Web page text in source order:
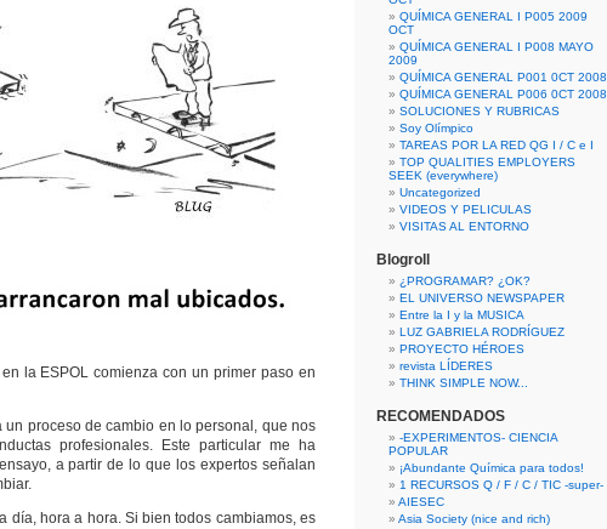
la ESPOL comienza con un primer paso en
un proceso de cambio en lo personal, que nos
profesionales. Este particular me ha
a partir de lo que los expertos señalan
día, hora a hora. Si bien todos cambiamos, es
QUÍMICA GENERAL I P005 2009
OCT
QUÍMICA GENERAL I P008 MAYO
2009
QUÍMICA GENERAL P001 0CT 2008
QUÍMICA GENERAL P006 0CT 2008
SOLUCIONES Y RUBRICAS
Soy Olímpico
TAREAS POR LA RED QG I / C e I
TOP QUALITIES EMPLOYERS
SEEK (everywhere)
Uncategorized
VIDEOS Y PELICULAS
VISITAS AL ENTORNO
Blogroll
¿PROGRAMAR? ¿OK?
EL UNIVERSO NEWSPAPER
Entre la I y la MUSICA
LUZ GABRIELA RODRÍGUEZ
PROYECTO HÉROES
revista LÍDERES
THINK SIMPLE NOW...
RECOMENDADOS
-EXPERIMENTOS- CIENCIA
POPULAR
¡Abundante Química para todos!
1 RECURSOS Q / F / C / TIC -super-
AIESEC
Asia Society (nice and rich)